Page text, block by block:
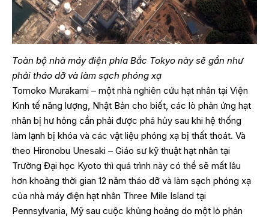
Toàn bộ nhà máy điện phía Bắc Tokyo này sẽ gần như
phải tháo dỡ và làm sạch phóng xạ
Tomoko Murakami – một nhà nghiên cứu hạt nhân tại Viện
Kinh tế năng lượng, Nhật Bản cho biết, các lò phản ứng hạt
nhân bị hư hỏng cần phải được phá hủy sau khi hệ thống
làm lạnh bị khóa và các vật liệu phóng xạ bị thất thoát. Và
theo Hironobu Unesaki – Giáo sư kỹ thuật hạt nhân tại
Trường Đại học Kyoto thì quá trình này có thể sẽ mất lâu
hơn khoảng thời gian 12 năm tháo dỡ và làm sạch phóng xạ
của nhà máy điện hạt nhân Three Mile Island tại
Pennsylvania, Mỹ sau cuộc khủng hoảng do một lò phản